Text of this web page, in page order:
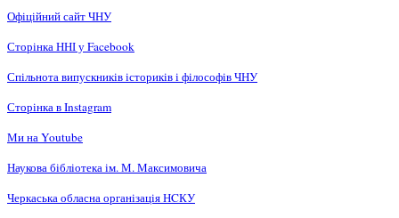
Офіційний сайт ЧНУ
Сторінка ННІ у Facebook
Спільнота випускників істориків і філософів ЧНУ
Сторінка в Instagram
Ми на Youtube
Наукова бібліотека ім. М. Максимовича
Черкаська обласна організація НCКУ